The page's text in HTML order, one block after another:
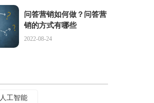
问答营销如何做？问答营
销的方式有哪些
2022-08-24
人工智能